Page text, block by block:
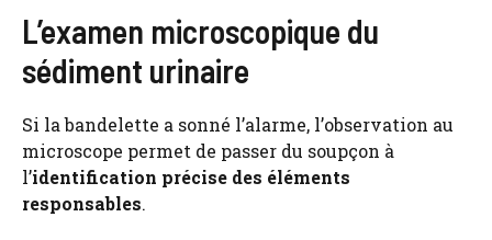
L’examen microscopique du
sédiment urinaire
Si la bandelette a sonné l’alarme, l’observation au
microscope permet de passer du soupçon à
l’identification précise des éléments
responsables.